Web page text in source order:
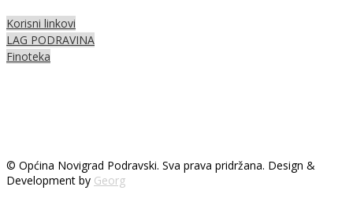
Korisni linkovi
LAG PODRAVINA
Finoteka
© Općina Novigrad Podravski. Sva prava pridržana. Design &
Development by Georg